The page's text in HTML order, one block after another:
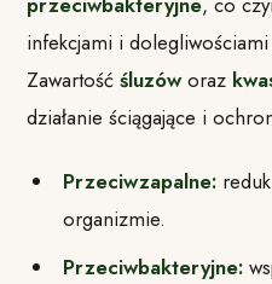
infekcjami i
Zawartośćśluzóworaz
działanie ściągające i
Przeciwzapalne:
organizmie.
Przeciwbakteryjne: